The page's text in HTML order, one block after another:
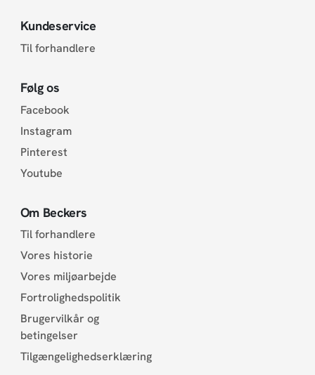
Kundeservice
Til forhandlere
Følg os
Facebook
Instagram
Pinterest
Youtube
Om Beckers
Til forhandlere
Vores historie
Vores miljøarbejde
Fortrolighedspolitik
Brugervilkår og
betingelser
Tilgængelighedserklæring